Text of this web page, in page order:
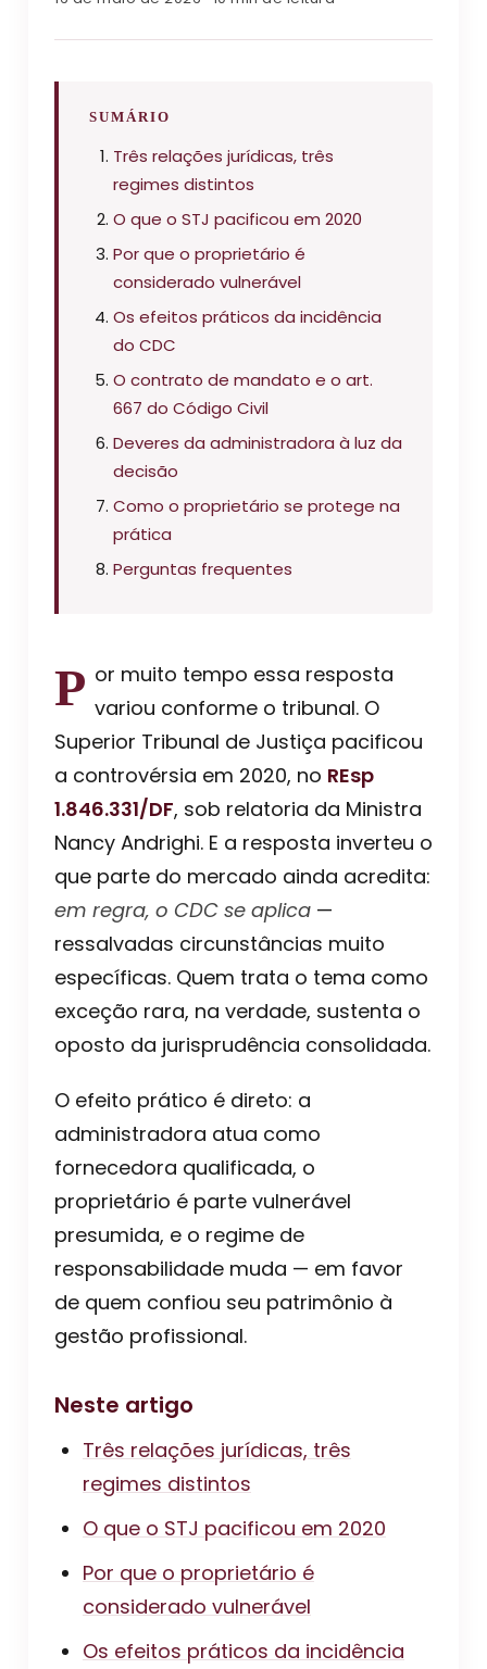
SUMÁRIO
Três relações jurídicas, três
regimes distintos
O que o STJ pacificou em 2020
Por que o proprietário é
considerado vulnerável
Os efeitos práticos da incidência
do CDC
O contrato de mandato e o art.
667 do Código Civil
Deveres da administradora à luz da
decisão
Como o proprietário se protege na
prática
Perguntas frequentes
Por muito tempo essa resposta variou conforme o tribunal. O
Superior Tribunal de Justiça pacificou
a controvérsia em 2020, no REsp
1.846.331/DF, sob relatoria da Ministra
Nancy Andrighi. E a resposta inverteu o
que parte do mercado ainda acredita:
em regra, o CDC se aplica —
ressalvadas circunstâncias muito
específicas. Quem trata o tema como
exceção rara, na verdade, sustenta o
oposto da jurisprudência consolidada.
O efeito prático é direto: a
administradora atua como
fornecedora qualificada, o
proprietário é parte vulnerável
presumida, e o regime de
responsabilidade muda — em favor
de quem confiou seu patrimônio à
gestão profissional.
Neste artigo
Três relações jurídicas, três
regimes distintos
O que o STJ pacificou em 2020
Por que o proprietário é
considerado vulnerável
Os efeitos práticos da incidência